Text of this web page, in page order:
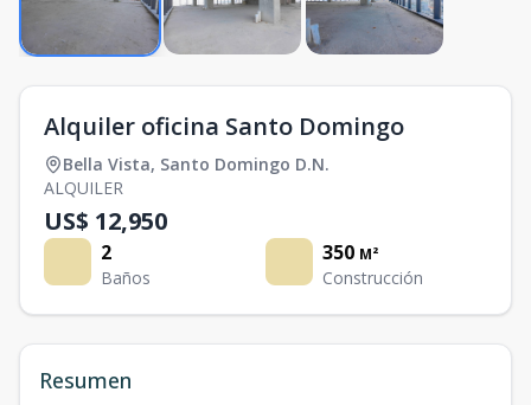
Alquiler oficina Santo Domingo
Bella Vista, Santo Domingo D.N.
ALQUILER
US$ 12,950
2
Baños
350 M²
Construcción
Resumen